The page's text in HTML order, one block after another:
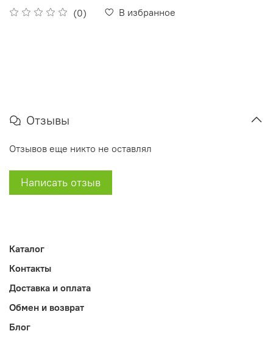
(0) В избранное
Отзывы
Отзывов еще никто не оставлял
Написать отзыв
Каталог
Контакты
Доставка и оплата
Обмен и возврат
Блог